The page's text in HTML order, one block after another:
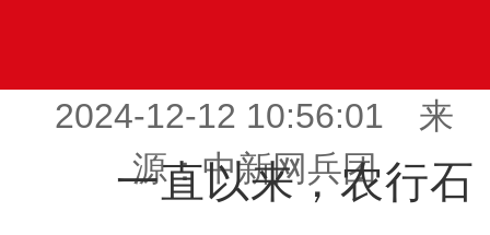
2024-12-12 10:56:01 来
源：中新网兵团
一直以来，农行石